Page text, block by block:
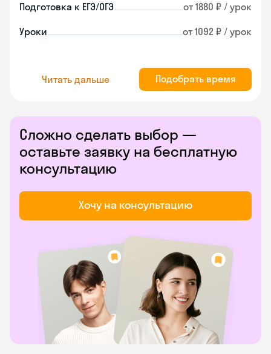
Подготовка к ЕГЭ/ОГЭ от 1880 ₽ / урок
Уроки от 1092 ₽ / урок
Читать дальше Подобрать время
Сложно сделать выбор —
оставьте заявку на бесплатную
консультацию
Хочу на консультацию